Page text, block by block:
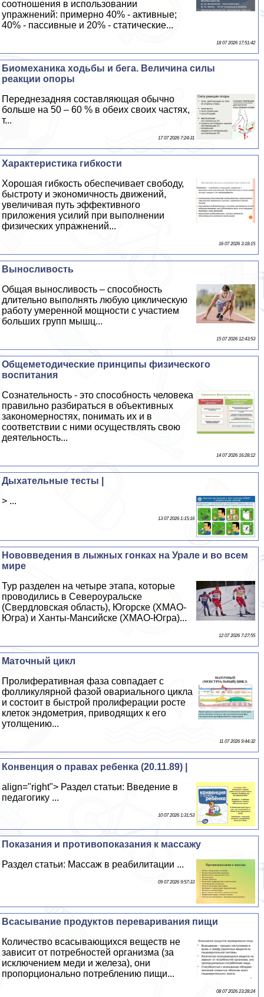
соотношения в использовании
упражнений: примерно 40% - активные;
40% - пассивные и 20% - статические...
18 07 2026 17:51:42
Биомеханика ходьбы и бега. Величина силы
реакции опоры
Переднезадняя составляющая обычно
больше на 50 – 60 % в обеих своих частях,
т...
17 07 2026 7:24:31
Хаpaктеристика гибкости
Хорошая гибкость обеспечивает свободу,
быстроту и экономичность движений,
увеличивая путь эффективного
приложения усилий при выполнении
физических упражнений...
16 07 2026 3:18:15
Выносливость
Общая выносливость – способность
длительно выполнять любую циклическую
работу умеренной мощности с участием
больших групп мышц...
15 07 2026 12:43:53
Общеметодические принципы физического
воспитания
Сознательность - это способность человека
правильно разбираться в объективных
закономерностях, понимать их и в
соответствии с ними осуществлять свою
деятельность...
14 07 2026 16:28:12
Дыхательные тесты |
> ...
13 07 2026 1:15:16
Нововведения в лыжных гонках на Урале и во всем
мире
Тур разделен на четыре этапа, которые
проводились в Североуральске
(Свердловская область), Югорске (ХМАО-
Югра) и Ханты-Мансийске (ХМАО-Югра)...
12 07 2026 7:27:55
Маточный цикл
Пролиферативная фаза совпадает с
фолликулярной фазой овариального цикла
и состоит в быстрой пролиферации росте
клеток эндометрия, приводящих к его
утолщению...
11 07 2026 9:44:32
Конвенция о правах ребенка (20.11.89) |
align="right"> Раздел статьи: Введение в
педагогику ...
10 07 2026 1:31:53
Показания и противопоказания к массажу
Раздел статьи: Массаж в реабилитации ...
09 07 2026 9:57:33
Всасывание продуктов переваривания пищи
Количество всасывающихся веществ не
зависит от потребностей организма (за
исключением меди и железа), они
пропорционально потрeблению пищи...
08 07 2026 23:28:24